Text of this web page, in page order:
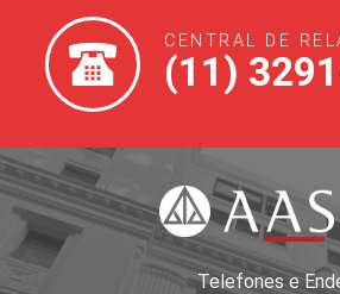
Finalizar compra
Garantia e serviços
Lista de Desejos
Minha conta
Regulamento do E-Commerce AASP
CENTRAL DE
(11)
Telefones e